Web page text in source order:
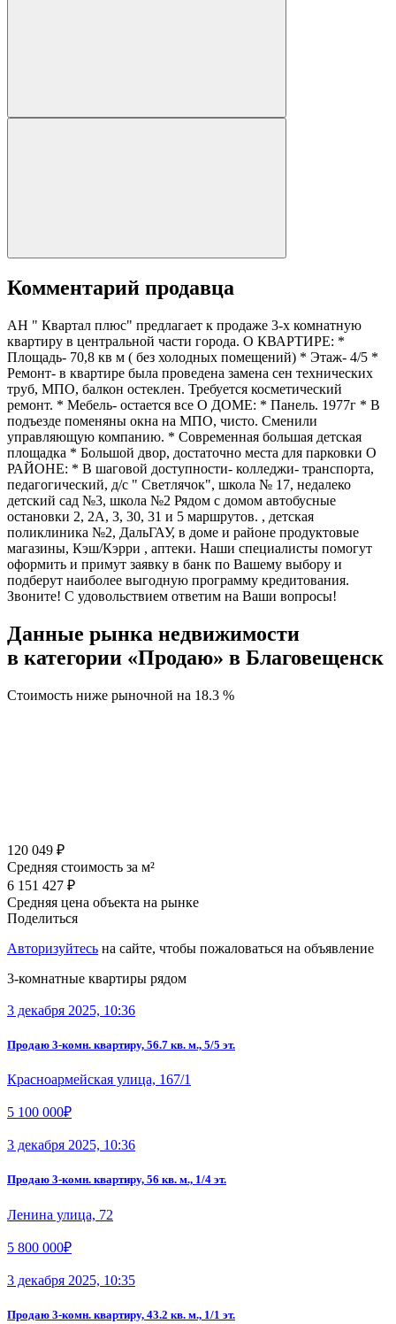
Комментарий продавца
АН " Квартал плюс" предлагает к продаже 3-х комнатную
квартиру в центральной части города. О КВАРТИРЕ: *
Площадь- 70,8 кв м ( без холодных помещений) * Этаж- 4/5 *
Ремонт- в квартире была проведена замена сен технических
труб, МПО, балкон остеклен. Требуется косметический
ремонт. * Мебель- остается все О ДОМЕ: * Панель. 1977г * В
подъезде поменяны окна на МПО, чисто. Сменили
управляющую компанию. * Современная большая детская
площадка * Большой двор, достаточно места для парковки О
РАЙОНЕ: * В шаговой доступности- колледжи- транспорта,
педагогический, д/с " Светлячок", школа № 17, недалеко
детский сад №3, школа №2 Рядом с домом автобусные
остановки 2, 2А, 3, 30, 31 и 5 маршрутов. , детская
поликлиника №2, ДальГАУ, в доме и районе продуктовые
магазины, Кэш/Кэрри , аптеки. Наши специалисты помогут
оформить и примут заявку в банк по Вашему выбору и
подберут наиболее выгодную программу кредитования.
Звоните! С удовольствием ответим на Ваши вопросы!
Данные рынка недвижимости
в категории «Продаю» в Благовещенск
Стоимость ниже рыночной на 18.3 %
120 049 ₽
Средняя стоимость за м²
6 151 427 ₽
Средняя цена объекта на рынке
Поделиться
Авторизуйтесь на сайте, чтобы пожаловаться на объявление
3-комнатные квартиры рядом
3 декабря 2025, 10:36
Продаю 3-комн. квартиру, 56.7 кв. м., 5/5 эт.
Красноармейская улица, 167/1
5 100 000₽
3 декабря 2025, 10:36
Продаю 3-комн. квартиру, 56 кв. м., 1/4 эт.
Ленина улица, 72
5 800 000₽
3 декабря 2025, 10:35
Продаю 3-комн. квартиру, 43.2 кв. м., 1/1 эт.